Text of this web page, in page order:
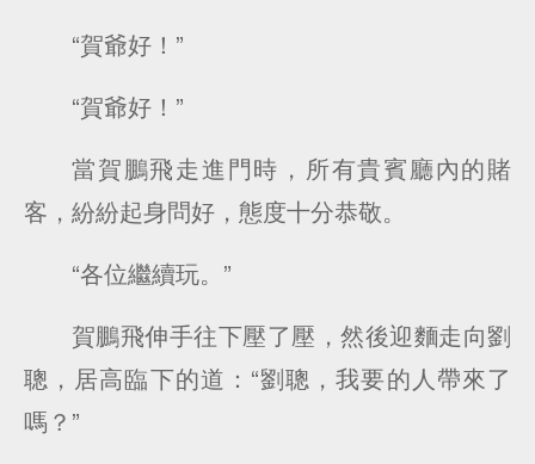
“賀爺好！”
“賀爺好！”
當賀鵬飛走進門時，所有貴賓廳內的賭
客，紛紛起身問好，態度十分恭敬。
“各位繼續玩。”
賀鵬飛伸手往下壓了壓，然後迎麵走向劉
聰，居高臨下的道：“劉聰，我要的人帶來了
嗎？”